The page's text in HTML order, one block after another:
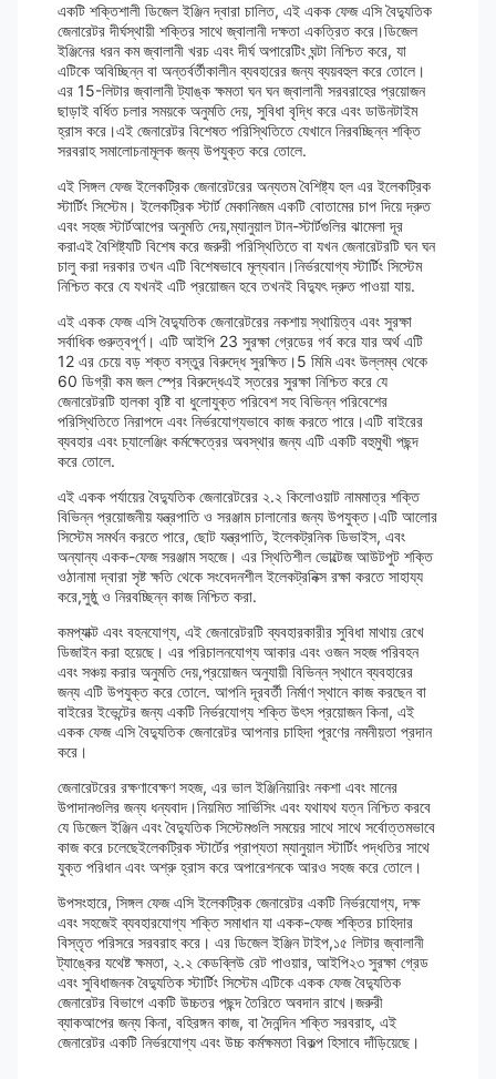
একটি শক্তিশালী ডিজেল ইঞ্জিন দ্বারা চালিত, এই একক ফেজ এসি বৈদ্যুতিক
জেনারেটর দীর্ঘস্থায়ী শক্তির সাথে জ্বালানী দক্ষতা একত্রিত করে।ডিজেল
ইঞ্জিনের ধরন কম জ্বালানী খরচ এবং দীর্ঘ অপারেটিং ঘন্টা নিশ্চিত করে, যা
এটিকে অবিচ্ছিন্ন বা অন্তর্বর্তীকালীন ব্যবহারের জন্য ব্যয়বহুল করে তোলে।
এর 15-লিটার জ্বালানী ট্যাঙ্ক ক্ষমতা ঘন ঘন জ্বালানী সরবরাহের প্রয়োজন
ছাড়াই বর্ধিত চলার সময়কে অনুমতি দেয়, সুবিধা বৃদ্ধি করে এবং ডাউনটাইম
হ্রাস করে।এই জেনারেটর বিশেষত পরিস্থিতিতে যেখানে নিরবচ্ছিন্ন শক্তি
সরবরাহ সমালোচনামূলক জন্য উপযুক্ত করে তোলে.
এই সিঙ্গল ফেজ ইলেকট্রিক জেনারেটরের অন্যতম বৈশিষ্ট্য হল এর ইলেকট্রিক
স্টার্টিং সিস্টেম। ইলেকট্রিক স্টার্ট মেকানিজম একটি বোতামের চাপ দিয়ে দ্রুত
এবং সহজ স্টার্টআপের অনুমতি দেয়,ম্যানুয়াল টান-স্টার্টগুলির ঝামেলা দূর
করাএই বৈশিষ্ট্যটি বিশেষ করে জরুরী পরিস্থিতিতে বা যখন জেনারেটরটি ঘন ঘন
চালু করা দরকার তখন এটি বিশেষভাবে মূল্যবান।নির্ভরযোগ্য স্টার্টিং সিস্টেম
নিশ্চিত করে যে যখনই এটি প্রয়োজন হবে তখনই বিদ্যুৎ দ্রুত পাওয়া যায়.
এই একক ফেজ এসি বৈদ্যুতিক জেনারেটরের নকশায় স্থায়িত্ব এবং সুরক্ষা
সর্বাধিক গুরুত্বপূর্ণ। এটি আইপি 23 সুরক্ষা গ্রেডের গর্ব করে যার অর্থ এটি
12 এর চেয়ে বড় শক্ত বস্তুর বিরুদ্ধে সুরক্ষিত।5 মিমি এবং উল্লম্ব থেকে
60 ডিগ্রী কম জল স্প্রে বিরুদ্ধেএই স্তরের সুরক্ষা নিশ্চিত করে যে
জেনারেটরটি হালকা বৃষ্টি বা ধুলোযুক্ত পরিবেশ সহ বিভিন্ন পরিবেশের
পরিস্থিতিতে নিরাপদে এবং নির্ভরযোগ্যভাবে কাজ করতে পারে।এটি বাইরের
ব্যবহার এবং চ্যালেঞ্জিং কর্মক্ষেত্রের অবস্থার জন্য এটি একটি বহুমুখী পছন্দ
করে তোলে.
এই একক পর্যায়ের বৈদ্যুতিক জেনারেটরের ২.২ কিলোওয়াট নামমাত্র শক্তি
বিভিন্ন প্রয়োজনীয় যন্ত্রপাতি ও সরঞ্জাম চালানোর জন্য উপযুক্ত।এটি আলোর
সিস্টেম সমর্থন করতে পারে, ছোট যন্ত্রপাতি, ইলেকট্রনিক ডিভাইস, এবং
অন্যান্য একক-ফেজ সরঞ্জাম সহজে। এর স্থিতিশীল ভোল্টেজ আউটপুট শক্তি
ওঠানামা দ্বারা সৃষ্ট ক্ষতি থেকে সংবেদনশীল ইলেকট্রনিক্স রক্ষা করতে সাহায্য
করে,সুষ্ঠু ও নিরবচ্ছিন্ন কাজ নিশ্চিত করা.
কমপ্যাক্ট এবং বহনযোগ্য, এই জেনারেটরটি ব্যবহারকারীর সুবিধা মাথায় রেখে
ডিজাইন করা হয়েছে। এর পরিচালনযোগ্য আকার এবং ওজন সহজ পরিবহন
এবং সঞ্চয় করার অনুমতি দেয়,প্রয়োজন অনুযায়ী বিভিন্ন স্থানে ব্যবহারের
জন্য এটি উপযুক্ত করে তোলে. আপনি দূরবর্তী নির্মাণ স্থানে কাজ করছেন বা
বাইরের ইভেন্টের জন্য একটি নির্ভরযোগ্য শক্তি উৎস প্রয়োজন কিনা, এই
একক ফেজ এসি বৈদ্যুতিক জেনারেটর আপনার চাহিদা পূরণের নমনীয়তা প্রদান
করে।
জেনারেটরের রক্ষণাবেক্ষণ সহজ, এর ভাল ইঞ্জিনিয়ারিং নকশা এবং মানের
উপাদানগুলির জন্য ধন্যবাদ।নিয়মিত সার্ভিসিং এবং যথাযথ যত্ন নিশ্চিত করবে
যে ডিজেল ইঞ্জিন এবং বৈদ্যুতিক সিস্টেমগুলি সময়ের সাথে সাথে সর্বোত্তমভাবে
কাজ করে চলেছেইলেকট্রিক স্টার্টের প্রাপ্যতা ম্যানুয়াল স্টার্টিং পদ্ধতির সাথে
যুক্ত পরিধান এবং অশ্রু হ্রাস করে অপারেশনকে আরও সহজ করে তোলে।
উপসংহারে, সিঙ্গল ফেজ এসি ইলেকট্রিক জেনারেটর একটি নির্ভরযোগ্য, দক্ষ
এবং সহজেই ব্যবহারযোগ্য শক্তি সমাধান যা একক-ফেজ শক্তির চাহিদার
বিস্তৃত পরিসরে সরবরাহ করে। এর ডিজেল ইঞ্জিন টাইপ,১৫ লিটার জ্বালানী
ট্যাঙ্কের যথেষ্ট ক্ষমতা, ২.২ কেডব্লিউ রেট পাওয়ার, আইপি২৩ সুরক্ষা গ্রেড
এবং সুবিধাজনক বৈদ্যুতিক স্টার্টিং সিস্টেম এটিকে একক ফেজ বৈদ্যুতিক
জেনারেটর বিভাগে একটি উচ্চতর পছন্দ তৈরিতে অবদান রাখে।জরুরী
ব্যাকআপের জন্য কিনা, বহিরঙ্গন কাজ, বা দৈনন্দিন শক্তি সরবরাহ, এই
জেনারেটর একটি নির্ভরযোগ্য এবং উচ্চ কর্মক্ষমতা বিকল্প হিসাবে দাঁড়িয়েছে।